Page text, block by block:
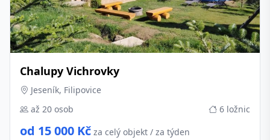
Chalupy Vichrovky
Jeseník, Filipovice
až 20 osob
6 ložnic
od 15 000 Kč za celý objekt / za týden